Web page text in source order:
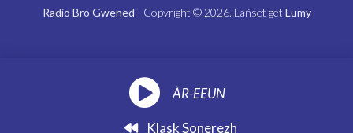
ÀR-EEUN
Klask Sonerezh
Radio Bro Gwened - Copyright © 2026. Lañset get Lumy